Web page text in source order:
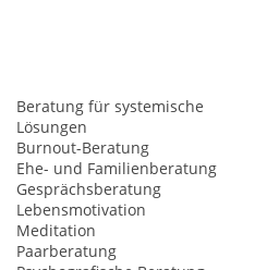
Beratung für systemische
Lösungen
Burnout-Beratung
Ehe- und Familienberatung
Gesprächsberatung
Lebensmotivation
Meditation
Paarberatung